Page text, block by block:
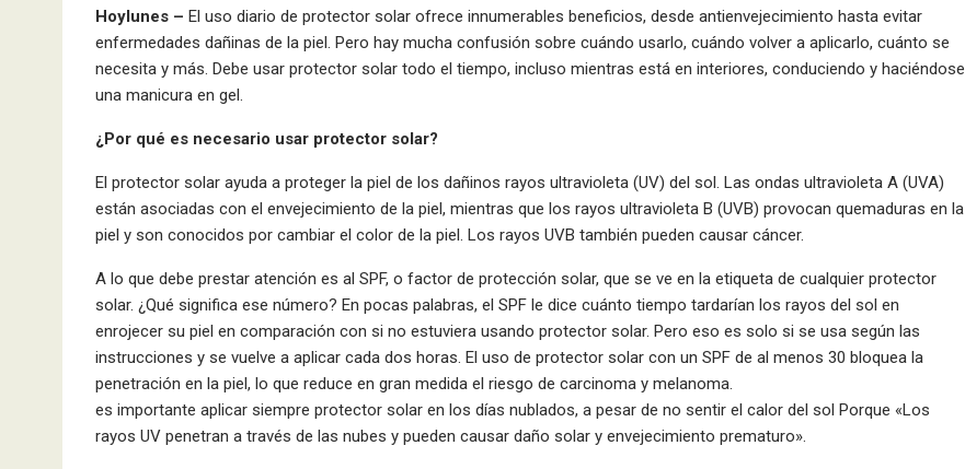
Hoylunes – El uso diario de protector solar ofrece innumerables beneficios, desde antienvejecimiento hasta evitar
enfermedades dañinas de la piel. Pero hay mucha confusión sobre cuándo usarlo, cuándo volver a aplicarlo, cuánto se
necesita y más. Debe usar protector solar todo el tiempo, incluso mientras está en interiores, conduciendo y haciéndose
una manicura en gel.
¿Por qué es necesario usar protector solar?
El protector solar ayuda a proteger la piel de los dañinos rayos ultravioleta (UV) del sol. Las ondas ultravioleta A (UVA)
están asociadas con el envejecimiento de la piel, mientras que los rayos ultravioleta B (UVB) provocan quemaduras en la
piel y son conocidos por cambiar el color de la piel. Los rayos UVB también pueden causar cáncer.
A lo que debe prestar atención es al SPF, o factor de protección solar, que se ve en la etiqueta de cualquier protector
solar. ¿Qué significa ese número? En pocas palabras, el SPF le dice cuánto tiempo tardarían los rayos del sol en
enrojecer su piel en comparación con si no estuviera usando protector solar. Pero eso es solo si se usa según las
instrucciones y se vuelve a aplicar cada dos horas. El uso de protector solar con un SPF de al menos 30 bloquea la
penetración en la piel, lo que reduce en gran medida el riesgo de carcinoma y melanoma.
es importante aplicar siempre protector solar en los días nublados, a pesar de no sentir el calor del sol Porque «Los
rayos UV penetran a través de las nubes y pueden causar daño solar y envejecimiento prematuro».